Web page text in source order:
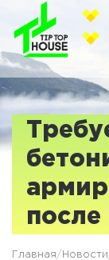
после
Главная/ Новости